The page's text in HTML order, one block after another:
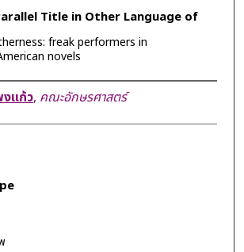
Title in Other Language of
freak performers in
novels
งแก้ว, คณะอักษรศาสตร์